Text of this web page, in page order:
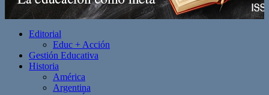
Editorial
Educ + Acción
Gestión Educativa
Historia
América
Argentina